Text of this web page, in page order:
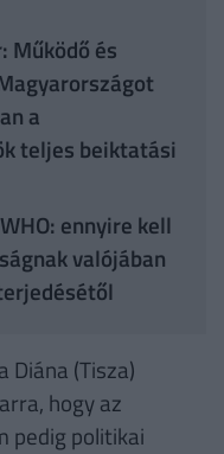
Működő és
a
teljes beiktatási
ennyire kell
valójában
Diána (Tisza)
hogy az
pedig politikai